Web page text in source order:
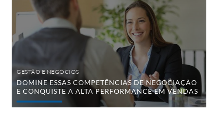
competências
de
negociação
conquiste
a
em
vendas
GESTÃO E NEGÓCIOS
DOMINE ESSAS COMPETÊNCIAS DE NEGOCIAÇÃO
E CONQUISTE A ALTA PERFORMANCE EM VENDAS